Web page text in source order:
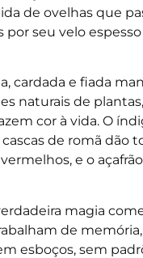
de ovelhas que
por seu velo
cardada e fiada
naturais de
cor à vida. O
de romã dão
e o
magia
de
esboços, sem